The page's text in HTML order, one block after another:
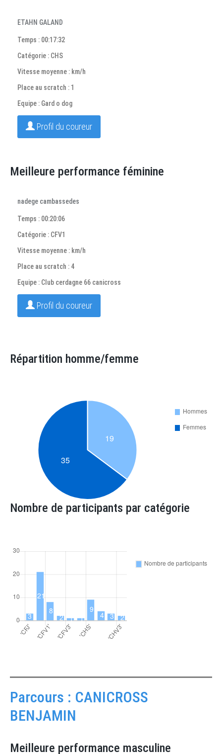
ETAHN GALAND
Temps : 00:17:32
Catégorie : CHS
Vitesse moyenne : km/h
Place au scratch : 1
Equipe : Gard o dog
Profil du coureur
Meilleure performance féminine
nadege cambassedes
Temps : 00:20:06
Catégorie : CFV1
Vitesse moyenne : km/h
Place au scratch : 4
Equipe : Club cerdagne 66 canicross
Profil du coureur
Répartition homme/femme
Nombre de participants par catégorie
Parcours : CANICROSS
BENJAMIN
Meilleure performance masculine